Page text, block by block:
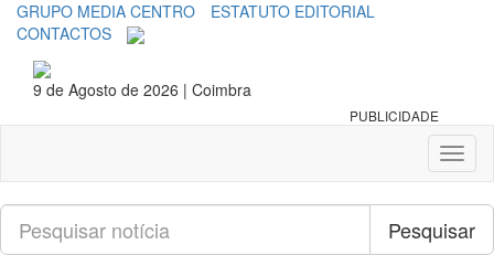
GRUPO MEDIA CENTRO
ESTATUTO EDITORIAL
CONTACTOS
9 de Agosto de 2026 | Coimbra
PUBLICIDADE
Pesquisar
Pesquisar